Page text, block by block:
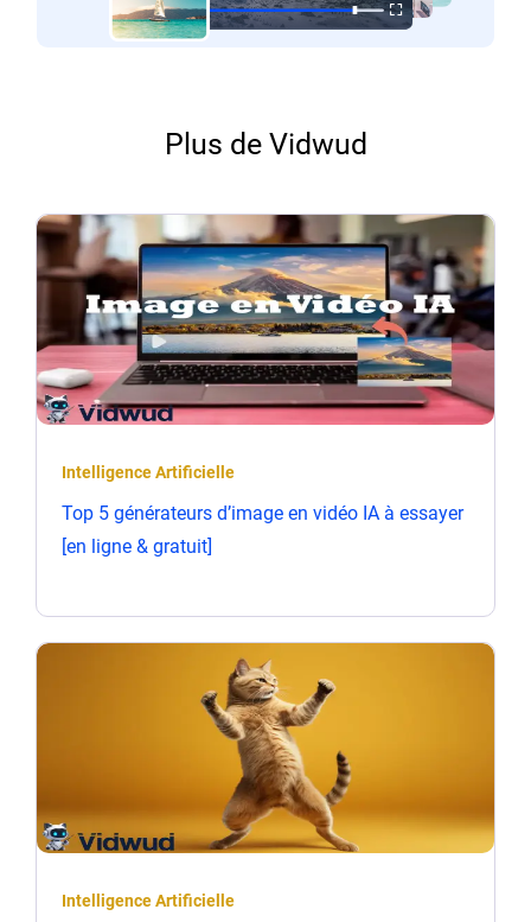
Plus de Vidwud
Intelligence Artificielle
Top 5 générateurs d’image en vidéo IA à essayer
[en ligne & gratuit]
Intelligence Artificielle